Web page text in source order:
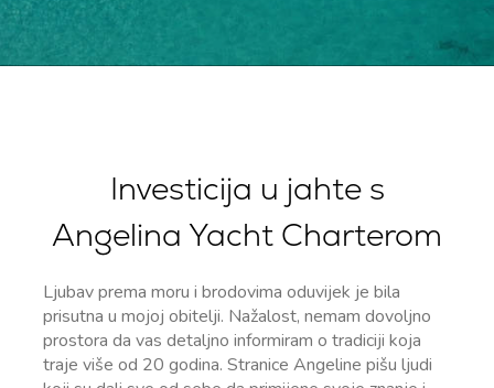
Investicija u jahte s
Angelina Yacht Charterom
Ljubav prema moru i brodovima oduvijek je bila
prisutna u mojoj obitelji. Nažalost, nemam dovoljno
prostora da vas detaljno informiram o tradiciji koja
traje više od 20 godina. Stranice Angeline pišu ljudi